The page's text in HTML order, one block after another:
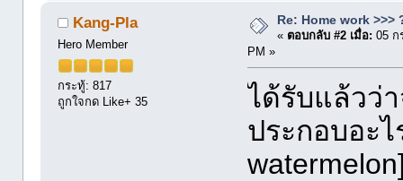
Kang-Pla
Hero Member
กระทู้: 817
ถูกใจกด Like+ 35
Re: Home work >>>
« ตอบกลับ #2 เมื่อ: 05 ก
PM »
ได้รับแล้วว่
ประกอบอะ